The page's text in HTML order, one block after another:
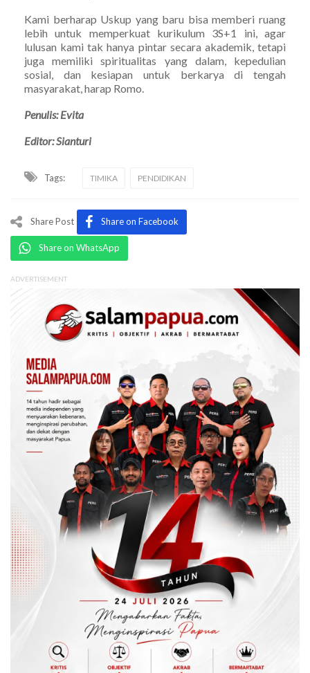
Kami berharap Uskup yang baru bisa memberi ruang
lebih untuk memperkuat kurikulum 3S+1 ini, agar
lulusan kami tak hanya pintar secara akademik, tetapi
juga memiliki spiritualitas yang dalam, kepedulian
sosial, dan kesiapan untuk berkarya di tengah
masyarakat, harap Romo.
Penulis: Evita
Editor: Sianturi
Tags: TIMIKA PENDIDIKAN
Share Post Share on Facebook
Share on WhatsApp
ADVERTISEMENT